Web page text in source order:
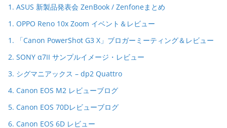
1. ASUS 新製品発表会 ZenBook / Zenfoneまとめ
1. OPPO Reno 10x Zoom イベント＆レビュー
1. 「Canon PowerShot G3 X」ブロガーミーティング＆レビュー
2. SONY α7II サンプルイメージ・レビュー
3. シグマニアックス – dp2 Quattro
4. Canon EOS M2 レビューブログ
5. Canon EOS 70Dレビューブログ
6. Canon EOS 6D レビュー